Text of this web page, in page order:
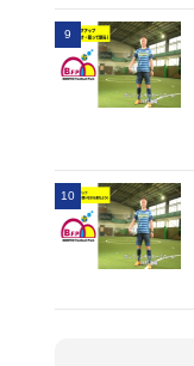
9
10